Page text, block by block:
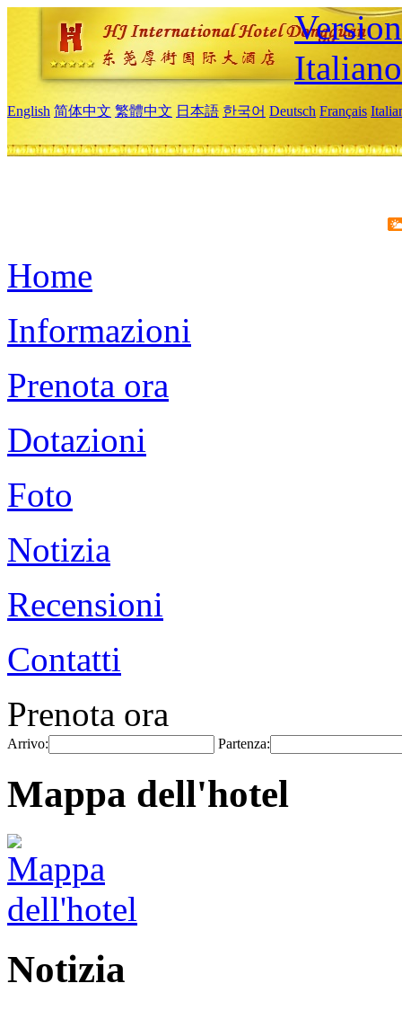
Italiano
English 简体中文 繁體中文 日本語 한국어 Deutsch Français
Home
Informazioni
Prenota ora
Dotazioni
Foto
Notizia
Recensioni
Contatti
Prenota ora
Arrivo: Partenza:
Mappa dell'hotel
Notizia